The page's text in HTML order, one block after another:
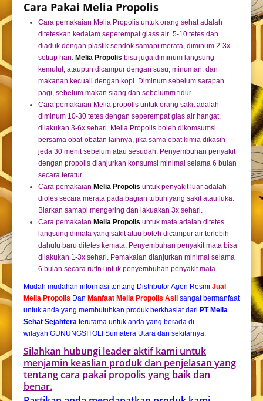
Cara Pakai Melia Propolis
Cara pemakaian Melia Propolis untuk orang sehat adalah
diteteskan kedalam seperempat glass air 5-10 tetes dan
diaduk dengan plastik sendok samapi merata, diminum 2-3x
setiap hari. Melia Propolis bisa juga diminum langsung
kemulut, ataupun dicampur dengan susu, minuman, dan
makanan kecuali dengan kopi. Diminum sebelum sarapan
pagi, sebelum makan siang dan sebelumm tidur.
Cara pemakaian Melia propolis untuk orang sakit adalah
diminum 10-30 tetes dengan seperempat glas air hangat,
dilakukan 3-6x sehari. Melia Propolis boleh dikomsumsi
bersama obat-obatan lainnya, jika sama obat kimia dikasih
jeda 30 menit sebelum atau sesudah. Penyembuhan penyakit
dengan propolis dianjurkan konsumsi minimal selama 6 bulan
secara teratur.
Cara pemakaian Melia Propolis untuk penyakit luar adalah
dioles secara merata pada bagian tubuh yang sakit atau luka.
Biarkan samapi mengering dan lakuakan 3x sehari.
Cara pemakaian Melia Propolis untuk mata adalah ditetes
langsung dimata yang sakit atau boleh dicampur air terlebih
dahulu baru ditetes kemata. Penyembuhan penyakit mata bisa
dilakukan 1-3x sehari. Pemakaian dianjurkan minimal selama
6 bulan secara rutin untuk penyembuhan penyakit mata.
Mudah mudahan informasi tentang Distributor Agen Resmi Jual
Melia Propolis Dan Manfaat Melia Propolis Asli sangat bermanfaat
untuk anda yang membutuhkan produk berkhasiat dari PT Melia
Sehat Sejahtera terutama untuk anda yang berada di
wilayah GUNUNGSITOLI Sumatera Utara dan sekitarnya.
Silahkan hubungi leader aktif kami untuk
menjamin keaslian produk dan penjelasan yang
tentang cara pakai propolis yang baik dan
benar.